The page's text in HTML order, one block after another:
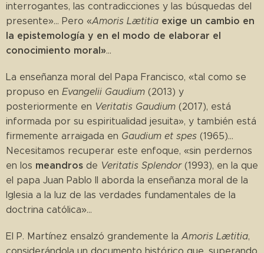
interrogantes, las contradicciones y las búsquedas del
presente»... Pero «Amoris Lætitia exige un cambio en
la epistemología y en el modo de elaborar el
conocimiento moral»...
La enseñanza moral del Papa Francisco, «tal como se
propuso en Evangelii Gaudium (2013) y
posteriormente en Veritatis Gaudium (2017), está
informada por su espiritualidad jesuita», y también está
firmemente arraigada en Gaudium et spes (1965)...
Necesitamos recuperar este enfoque, «sin perdernos
en los meandros de Veritatis Splendor (1993), en la que
el papa Juan Pablo II aborda la enseñanza moral de la
Iglesia a la luz de las verdades fundamentales de la
doctrina católica»...
El P. Martínez ensalzó grandemente la Amoris Lætitia,